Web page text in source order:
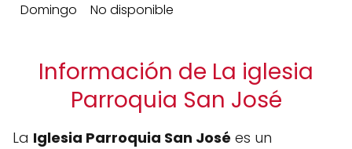
Domingo
No disponible
Información de La iglesia
Parroquia San José
La Iglesia Parroquia San José es un